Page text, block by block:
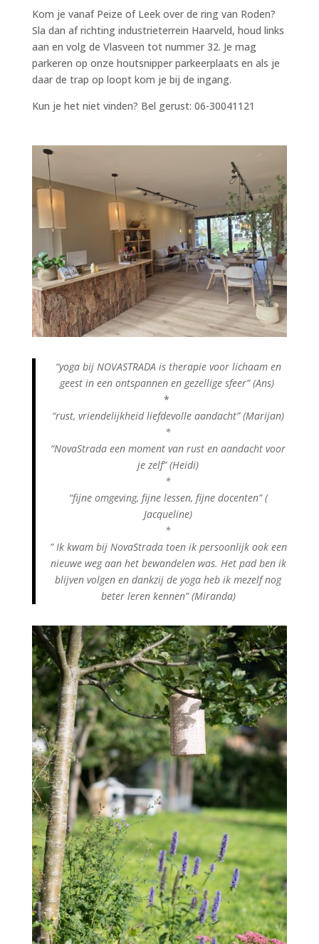
Kom je vanaf Peize of Leek over de ring van Roden?
Sla dan af richting industrieterrein Haarveld, houd links
aan en volg de Vlasveen tot nummer 32. Je mag
parkeren op onze houtsnipper parkeerplaats en als je
daar de trap op loopt kom je bij de ingang.
Kun je het niet vinden? Bel gerust: 06-30041121
“yoga bij NOVASTRADA is therapie voor lichaam en
geest in een ontspannen en gezellige sfeer” (Ans)
*
“rust, vriendelijkheid liefdevolle aandacht” (Marijan)
*
“NovaStrada een moment van rust en aandacht voor
je zelf” (Heidi)
*
“fijne omgeving, fijne lessen, fijne docenten” (
Jacqueline)
*
” Ik kwam bij NovaStrada toen ik persoonlijk ook een
nieuwe weg aan het bewandelen was. Het pad ben ik
blijven volgen en dankzij de yoga heb ik mezelf nog
beter leren kennen” (Miranda)